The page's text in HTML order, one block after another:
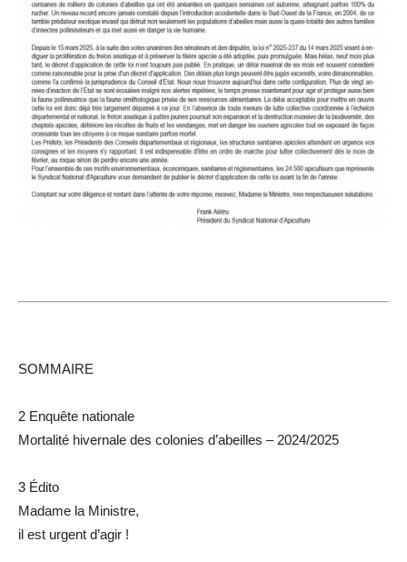
SOMMAIRE
2 Enquête nationale
Mortalité hivernale des colonies d’abeilles – 2024/2025
3 Édito
Madame la Ministre,
il est urgent d’agir !